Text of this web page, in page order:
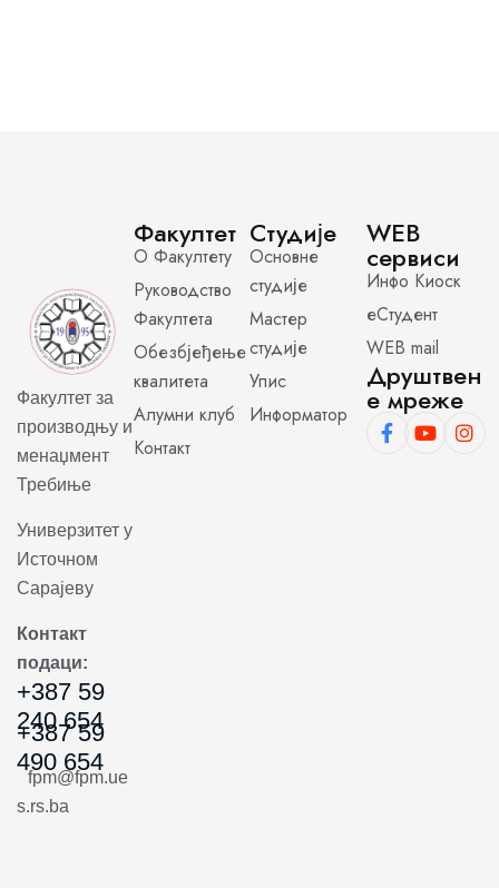
Факултет за
производњу и
менаџмент
Требиње
Универзитет у
Источном
Сарајеву
Контакт
подаци:
+387 59
240 654
+387 59
490 654
fpm@fpm.ue
s.rs.ba
Факултет
О Факултету
Руководство
Факултета
Обезбјеђење
квалитета
Алумни клуб
Контакт
Студије
Основне
студије
Мастер
студије
Упис
Информатор
WEB
сервиси
Инфо Киоск
еСтудент
WEB mail
Друштвен
е мреже